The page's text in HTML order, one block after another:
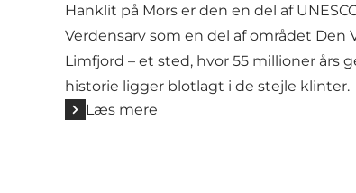
Hanklit på Mors er den en del af
Verdensarv som en del af området Den
Limfjord – et sted, hvor 55 millioner års
historie ligger blotlagt i de stejle klinter.
Læs mere